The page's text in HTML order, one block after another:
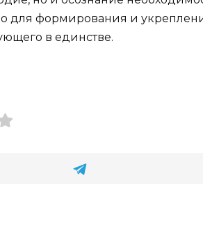
для формирования и
в единстве.